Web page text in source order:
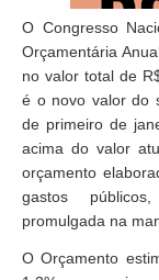
O Congresso
Orçamentária
no valor total de
é o novo valor do
de primeiro de
acima do valor
orçamento
gastos
promulgada na
O Orçamento